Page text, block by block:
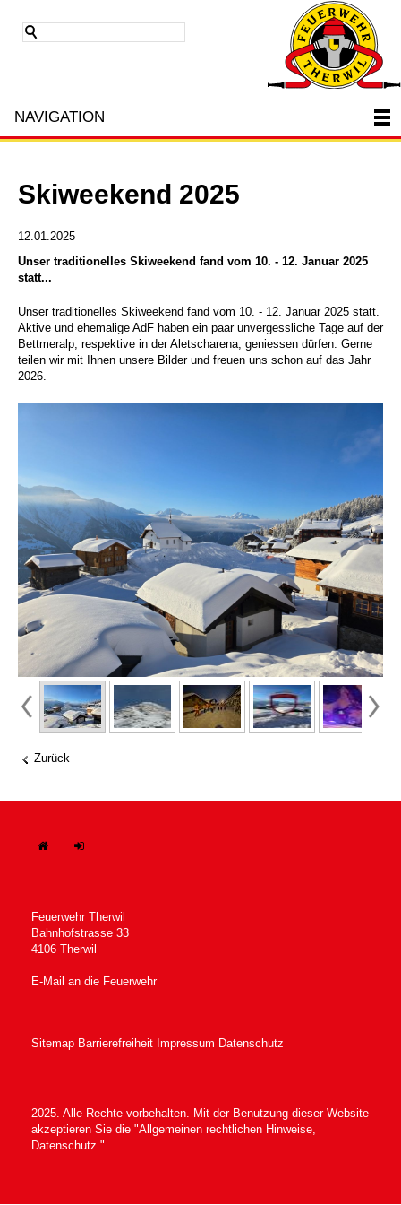
NAVIGATION
Skiweekend 2025
12.01.2025
Unser traditionelles Skiweekend fand vom 10. - 12. Januar 2025
statt...
Unser traditionelles Skiweekend fand vom 10. - 12. Januar 2025 statt.
Aktive und ehemalige AdF haben ein paar unvergessliche Tage auf der
Bettmeralp, respektive in der Aletscharena, geniessen dürfen. Gerne
teilen wir mit Ihnen unsere Bilder und freuen uns schon auf das Jahr
2026.
Zurück
Feuerwehr Therwil
Bahnhofstrasse 33
4106 Therwil
E-Mail an die Feuerwehr
Sitemap Barrierefreiheit Impressum Datenschutz
2025. Alle Rechte vorbehalten. Mit der Benutzung dieser Website
akzeptieren Sie die "Allgemeinen rechtlichen Hinweise,
Datenschutz ".